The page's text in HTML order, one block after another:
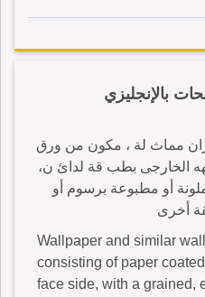
بالإنجليزي
مماث لة ، مكون من ورق
الخارجى بطب قة لدائ ن،
أو مطبوعة برسوم أو
أخرى
Wallpaper and similar
consisting of paper
face side, with a grained,